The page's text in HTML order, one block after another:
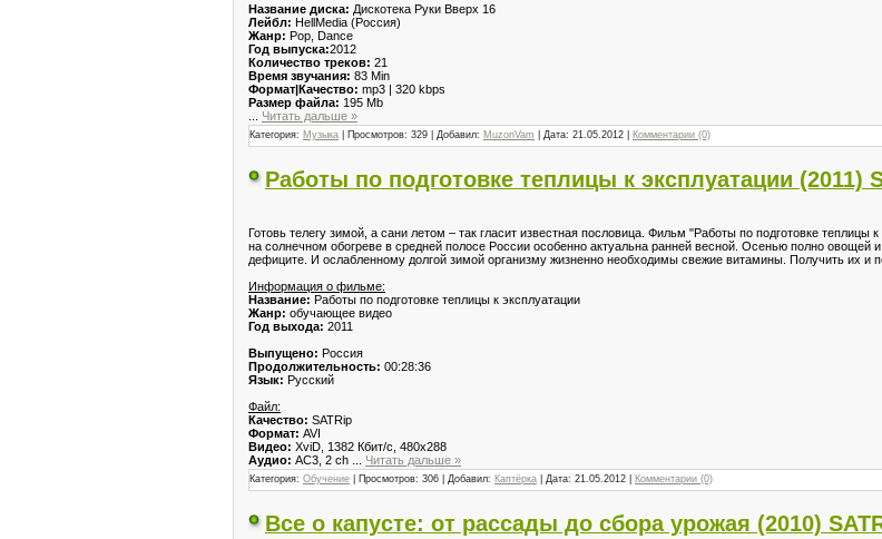
Название диска: Дискотека Руки Вверх 16
Лейбл: HellMedia (Россия)
Жанр: Pop, Dance
Год выпуска:2012
Количество треков: 21
Время звучания: 83 Min
Формат|Качество: mp3 | 320 kbps
Размер файла: 195 Mb
Читать дальше »
Категория: Музыка | Просмотров: 329 | Добавил: MuzonVam | Дата: 21.05.2012 Комментарии (0)
Работы по подготовке теплицы к эксплуатации (2011)
Готовь телегу зимой, а сани летом – так гласит известная пословица. Фильм "Работы по подготовке теплицы
на солнечном обогреве в средней полосе России особенно актуальна ранней весной. Осенью полно овощей
дефиците. И ослабленному долгой зимой организму жизненно необходимы свежие витамины. Получить их и
Информация о фильме:
Название: Работы по подготовке теплицы к эксплуатации
Жанр: обучающее видео
Год выхода: 2011
Выпущено: Россия
Продолжительность: 00:28:36
Язык: Русский
Файл:
Качество: SATRip
Формат: AVI
Видео: XviD, 1382 Кбит/с, 480x288
Аудио: AC3, 2 ch Читать дальше »
Категория: Обучение | Просмотров: 306 | Добавил: Каптёрка | Дата: 21.05.2012 Комментарии (0)
Все о капусте: от рассады до сбора урожая (2010)